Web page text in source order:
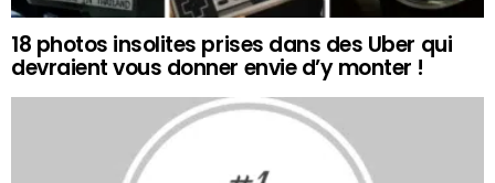
18 photos insolites prises dans des Uber qui
devraient vous donner envie d’y monter !